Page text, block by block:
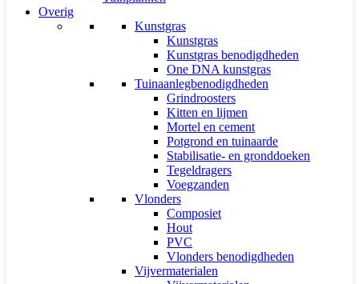
Overig
Kunstgras
Kunstgras
Kunstgras benodigdheden
One DNA kunstgras
Tuinaanlegbenodigdheden
Grindroosters
Kitten en lijmen
Mortel en cement
Potgrond en tuinaarde
Stabilisatie- en gronddoeken
Tegeldragers
Voegzanden
Vlonders
Composiet
Hout
PVC
Vlonders benodigdheden
Vijvermaterialen